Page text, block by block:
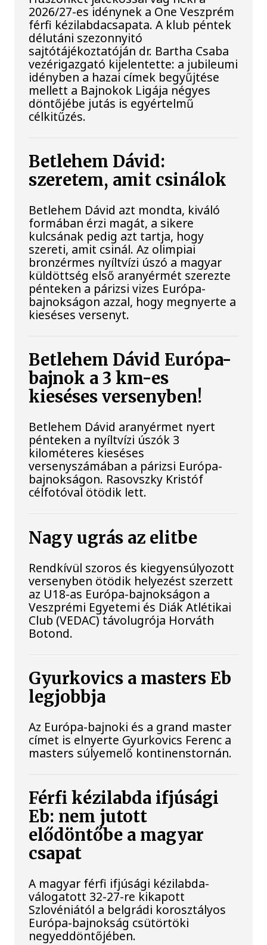
2026/27-es idénynek a One Veszprém
férfi kézilabdacsapata. A klub péntek
délutáni szezonnyitó
sajtótájékoztatóján dr. Bartha Csaba
vezérigazgató kijelentette: a jubileumi
idényben a hazai címek begyűjtése
mellett a Bajnokok Ligája négyes
döntőjébe jutás is egyértelmű
célkitűzés.
Betlehem Dávid:
szeretem, amit csinálok
Betlehem Dávid azt mondta, kiváló
formában érzi magát, a sikere
kulcsának pedig azt tartja, hogy
szereti, amit csinál. Az olimpiai
bronzérmes nyíltvízi úszó a magyar
küldöttség első aranyérmét szerezte
pénteken a párizsi vizes Európa-
bajnokságon azzal, hogy megnyerte a
kieséses versenyt.
Betlehem Dávid Európa-
bajnok a 3 km-es
kieséses versenyben!
Betlehem Dávid aranyérmet nyert
pénteken a nyíltvízi úszók 3
kilométeres kieséses
versenyszámában a párizsi Európa-
bajnokságon. Rasovszky Kristóf
célfotóval ötödik lett.
Nagy ugrás az elitbe
Rendkívül szoros és kiegyensúlyozott
versenyben ötödik helyezést szerzett
az U18-as Európa-bajnokságon a
Veszprémi Egyetemi és Diák Atlétikai
Club (VEDAC) távolugrója Horváth
Botond.
Gyurkovics a masters Eb
legjobbja
Az Európa-bajnoki és a grand master
címet is elnyerte Gyurkovics Ferenc a
masters súlyemelő kontinenstornán.
Férfi kézilabda ifjúsági
Eb: nem jutott
elődöntőbe a magyar
csapat
A magyar férfi ifjúsági kézilabda-
válogatott 32-27-re kikapott
Szlovéniától a belgrádi korosztályos
Európa-bajnokság csütörtöki
negyeddöntőjében.